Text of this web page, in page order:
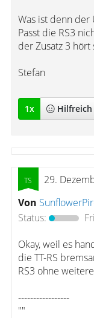
Was ist denn der
Passt die RS3
der Zusatz 3
Stefan
1x Hilfreich
29.
Von
Status:
Okay, weil es
die TT-RS
RS3 ohne
-----------------
""